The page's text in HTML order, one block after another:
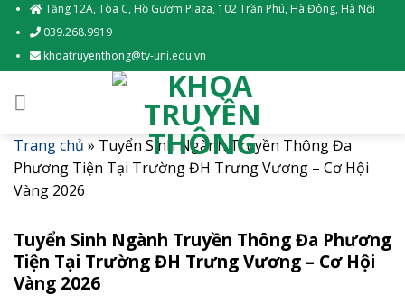
Skip
content
Tầng 12A, Tòa C, Hồ Gươm Plaza, 102 Trần Phú, Hà Đông, Hà Nội
039.268.9919
khoatruyenthong@tv-uni.edu.vn
Trang chủ » Tuyển Sinh Ngành Truyền Thông Đa
Phương Tiện Tại Trường ĐH Trưng Vương – Cơ Hội
Vàng 2026
Tuyển Sinh Ngành Truyền Thông Đa Phương
Tiện Tại Trường ĐH Trưng Vương – Cơ Hội
Vàng 2026